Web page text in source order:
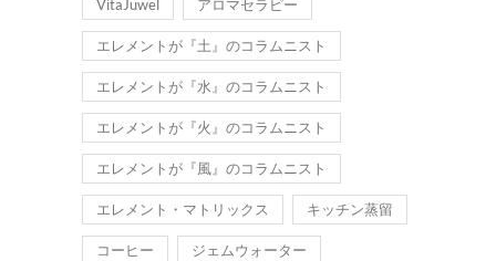
VitaJuwel アロマセラピー
エレメントが『土』のコラムニスト
エレメントが『水』のコラムニスト
エレメントが『火』のコラムニスト
エレメントが『風』のコラムニスト
エレメント・マトリックス キッチン蒸留
コーヒー ジェムウォーター